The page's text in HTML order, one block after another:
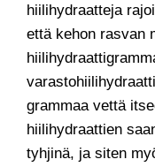
hiilihydraatteja
että kehon rasvan
grammaa vettä
hiilihydraattien
tyhjinä, ja siten